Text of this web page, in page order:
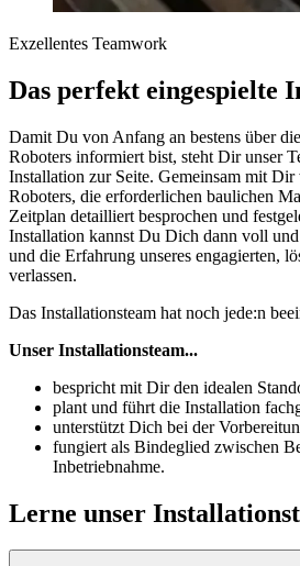
Exzellentes Teamwork
Das perfekt eingespielte
Damit Du von Anfang an bestens über
Roboters informiert bist, steht Dir unser
Installation zur Seite. Gemeinsam mit Dir
Roboters, die erforderlichen baulichen
Zeitplan detailliert besprochen und
Installation kannst Du Dich dann voll
und die Erfahrung unseres engagierten,
verlassen.
Das Installationsteam hat noch jede:n
Unser Installationsteam...
bespricht mit Dir den idealen
plant und führt die Installation
unterstützt Dich bei der
fungiert als Bindeglied zwischen
Inbetriebnahme.
Lerne unser